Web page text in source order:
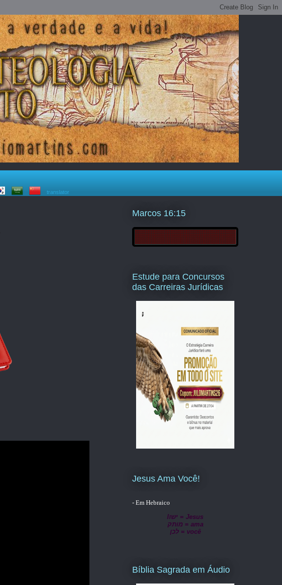
translator
Marcos 16:15
Estude para Concursos
das Carreiras Jurídicas
Jesus Ama Você!
- Em Hebraico
lישו = Jesus
מותק = ama
לכן = você
Bíblia Sagrada em Áudio